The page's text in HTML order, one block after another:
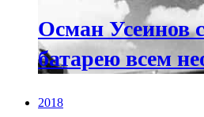
Осман Усеинов
батарею всем
2018